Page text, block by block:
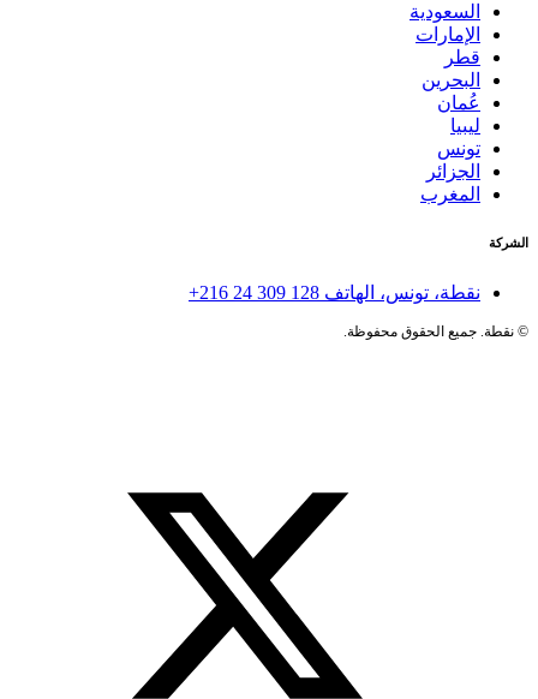
السعودية
الإمارات
قطر
البحرين
عُمان
ليبيا
تونس
الجزائر
المغرب
الشركة
نقطة، تونس، الهاتف +216 24 309 128
©نقطة. جميع الحقوق محفوظة.